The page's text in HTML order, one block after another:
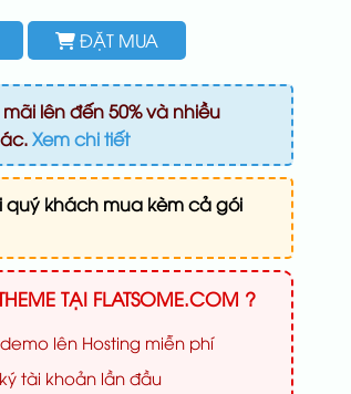
ĐẶT MUA
lên đến 50% và nhiều
Xem chi tiết
quý khách mua kèm cả gói
TẠI FLATSOME.COM ?
lên Hosting miễn phí
tài khoản lần đầu